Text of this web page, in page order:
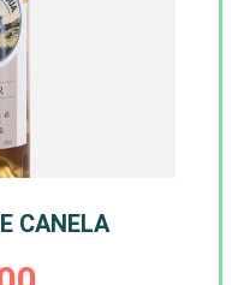
CANELA